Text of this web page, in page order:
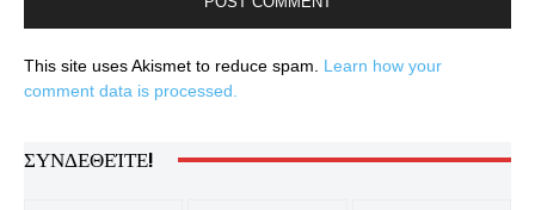
This site uses Akismet to reduce spam. Learn how your
comment data is processed.
ΣΥΝΔΕΘΕΊΤΕ!